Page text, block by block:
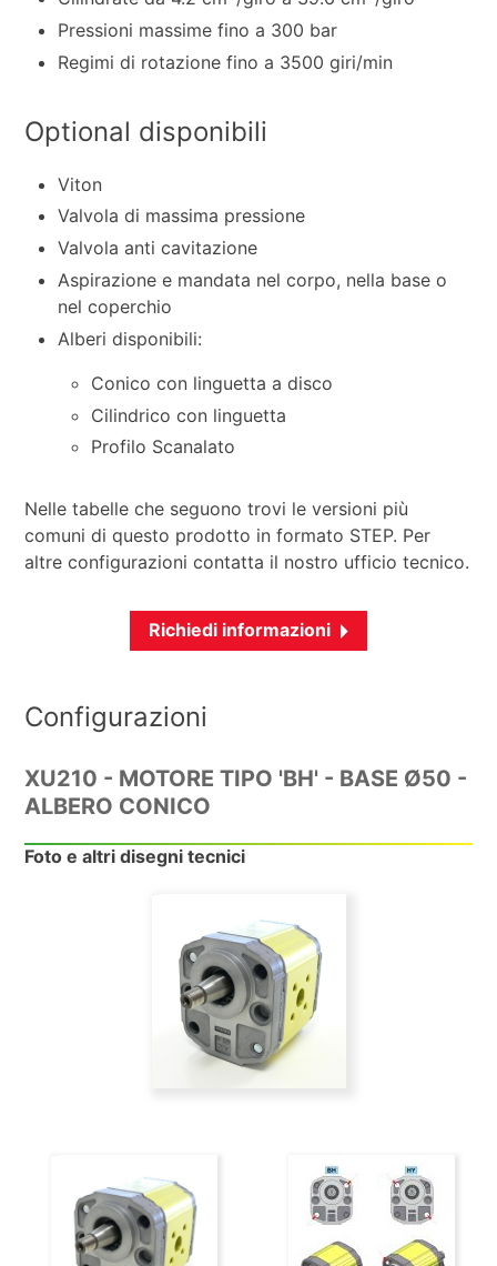
Pressioni massime fino a 300 bar
Regimi di rotazione fino a 3500 giri/min
Optional disponibili
Viton
Valvola di massima pressione
Valvola anti cavitazione
Aspirazione e mandata nel corpo, nella base o
nel coperchio
Alberi disponibili:
Conico con linguetta a disco
Cilindrico con linguetta
Profilo Scanalato
Nelle tabelle che seguono trovi le versioni più
comuni di questo prodotto in formato STEP. Per
altre configurazioni contatta il nostro ufficio tecnico.
Richiedi informazioni
Configurazioni
XU210 - MOTORE TIPO 'BH' - BASE Ø50 -
ALBERO CONICO
Foto e altri disegni tecnici